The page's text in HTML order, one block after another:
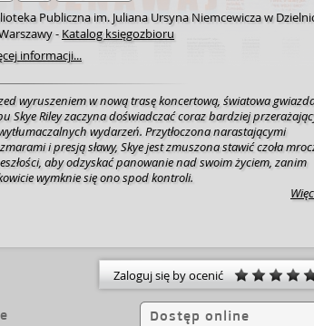
Publiczna im. Juliana Ursyna Niemcewicza w
- Katalog księgozbioru
informacji...
wyruszeniem w nową trasę koncertową, światowa
Skye Riley zaczyna doświadczać coraz bardziej
wydarzeń. Przytłoczona narastającymi
i presją sławy, Skye jest zmuszona stawić czoła
aby odzyskać panowanie nad swoim życiem, zanim
wymknie się ono spod kontroli.
Zaloguj się by ocenić
Dostęp online